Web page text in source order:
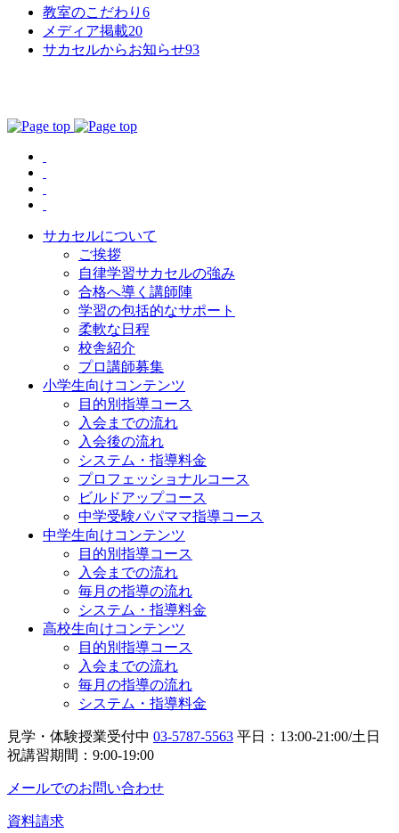
教室のこだわり 6
メディア掲載20
サカセルからお知らせ93
サカセルについて
ご挨拶
自律学習サカセルの強み
合格へ導く講師陣
学習の包括的なサポート
柔軟な日程
校舎紹介
プロ講師募集
小学生向けコンテンツ
目的別指導コース
入会までの流れ
入会後の流れ
システム・指導料金
プロフェッショナルコース
ビルドアップコース
中学受験パパママ指導コース
中学生向けコンテンツ
目的別指導コース
入会までの流れ
毎月の指導の流れ
システム・指導料金
高校生向けコンテンツ
目的別指導コース
入会までの流れ
毎月の指導の流れ
システム・指導料金
見学・体験授業受付中 03-5787-5563 平日：13:00-21:00/土日
祝講習期間：9:00-19:00
メールでのお問い合わせ
資料請求